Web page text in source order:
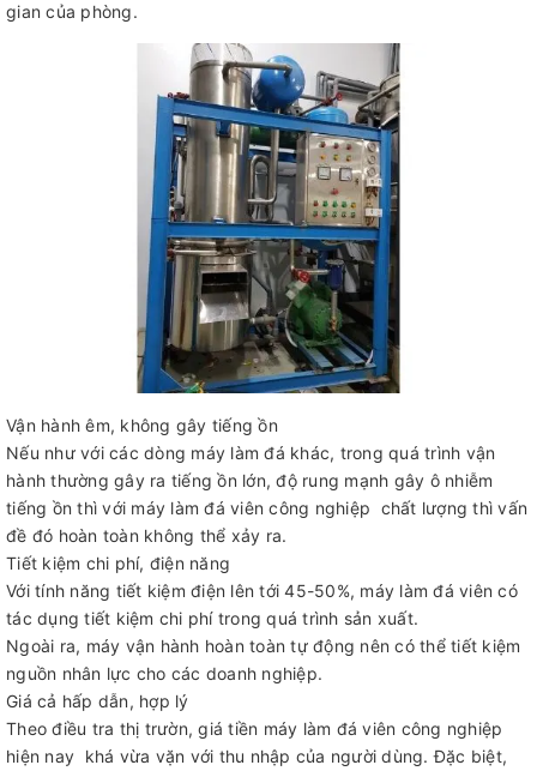
gian của phòng.
Vận hành êm, không gây tiếng ồn
Nếu như với các dòng máy làm đá khác, trong quá trình vận
hành thường gây ra tiếng ồn lớn, độ rung mạnh gây ô nhiễm
tiếng ồn thì với máy làm đá viên công nghiệp chất lượng thì vấn
đề đó hoàn toàn không thể xảy ra.
Tiết kiệm chi phí, điện năng
Với tính năng tiết kiệm điện lên tới 45-50%, máy làm đá viên có
tác dụng tiết kiệm chi phí trong quá trình sản xuất.
Ngoài ra, máy vận hành hoàn toàn tự động nên có thể tiết kiệm
nguồn nhân lực cho các doanh nghiệp.
Giá cả hấp dẫn, hợp lý
Theo điều tra thị trườn, giá tiền máy làm đá viên công nghiệp
hiện nay khá vừa vặn với thu nhập của người dùng. Đặc biệt,